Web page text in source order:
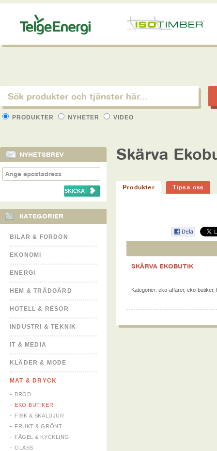
PRODUKTER NYHETER VIDEO
NYHETSBREV
KATEGORIER
BILAR & FORDON
EKONOMI
ENERGI
HEM & TRÄDGÅRD
HOTELL & RESOR
INDUSTRI & TEKNIK
IT & MEDIA
KLÄDER & MODE
MAT & DRYCK
BRÖD
EKO-BUTIKER
FISK & SKALDJUR
FRUKT & GRÖNT
FÅGEL & KYCKLING
GLASS
Skärva
Produkter Tipsa oss
SKÄRVA EKOBUTIK
Kategorier: eko-affärer, eko-butiker,